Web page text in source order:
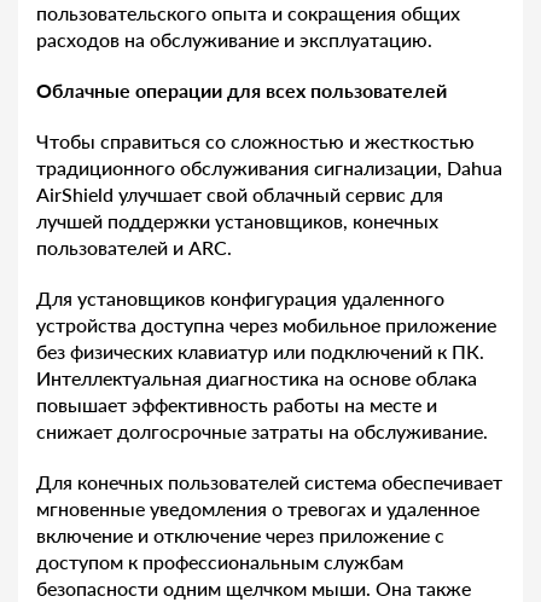
пользовательского опыта и сокращения общих
расходов на обслуживание и эксплуатацию.
Облачные операции для всех пользователей
Чтобы справиться со сложностью и жесткостью
традиционного обслуживания сигнализации, Dahua
AirShield улучшает свой облачный сервис для
лучшей поддержки установщиков, конечных
пользователей и ARC.
Для установщиков конфигурация удаленного
устройства доступна через мобильное приложение
без физических клавиатур или подключений к ПК.
Интеллектуальная диагностика на основе облака
повышает эффективность работы на месте и
снижает долгосрочные затраты на обслуживание.
Для конечных пользователей система обеспечивает
мгновенные уведомления о тревогах и удаленное
включение и отключение через приложение с
доступом к профессиональным службам
безопасности одним щелчком мыши. Она также